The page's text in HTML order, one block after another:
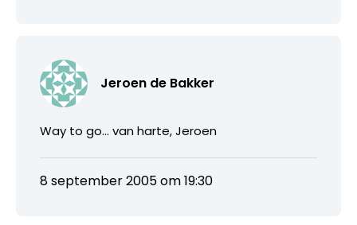
Jeroen de Bakker
Way to go… van harte, Jeroen
8 september 2005 om 19:30